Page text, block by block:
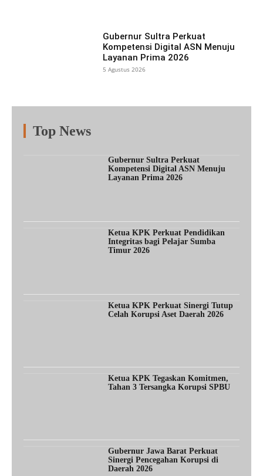
Gubernur Sultra Perkuat
Kompetensi Digital ASN Menuju
Layanan Prima 2026
5 Agustus 2026
Top News
Gubernur Sultra Perkuat
Kompetensi Digital ASN Menuju
Layanan Prima 2026
Ketua KPK Perkuat Pendidikan
Integritas bagi Pelajar Sumba
Timur 2026
Ketua KPK Perkuat Sinergi Tutup
Celah Korupsi Aset Daerah 2026
Ketua KPK Tegaskan Komitmen,
Tahan 3 Tersangka Korupsi SPBU
Gubernur Jawa Barat Perkuat
Sinergi Pencegahan Korupsi di
Daerah 2026